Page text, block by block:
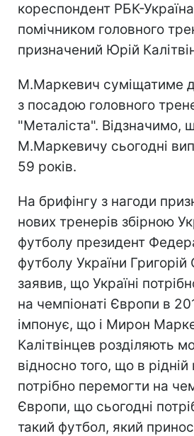
кореспондент РБК-
помічником головного
призначений Юрій
М.Маркевич суміщатиме
з посадою головного
"Металіста". Відзначимо,
М.Маркевичу сьогодні
59 років.
На брифінгу з нагоди
нових тренерів збірною
футболу президент
футболу України Григорій
заявив, що Україні
на чемпіонаті Європи в
імпонує, що і Мирон
Калітвінцев розділяють
відносно того, що в рідній
потрібно перемогти на
Європи, що сьогодні
такий футбол, який